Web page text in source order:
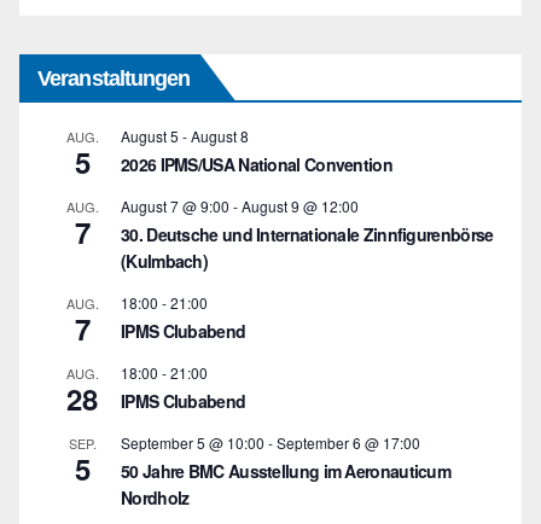
Veranstaltungen
AUG.
5
August 5 -August 8
2026 IPMS/USA National Convention
AUG.
7
August 7 @ 9:00 -August 9 @ 12:00
30. Deutsche und Internationale Zinnfigurenbörse
(Kulmbach)
AUG.
7
18:00 -21:00
IPMS Clubabend
AUG.
28
18:00 -21:00
IPMS Clubabend
SEP.
5
September 5 @ 10:00 -September 6 @ 17:00
50 Jahre BMC Ausstellung im Aeronauticum
Nordholz